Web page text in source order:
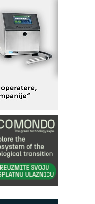
za
i logističke
u
koje
fluida
– Napredna
i
priče